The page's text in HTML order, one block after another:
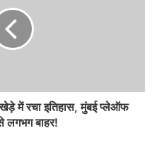
में रचा इतिहास, मुंबई प्लेऑफ
लगभग बाहर!